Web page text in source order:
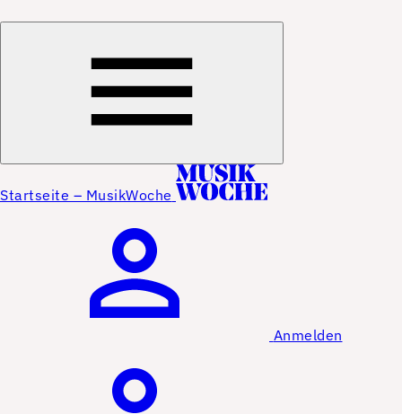
Startseite – MusikWoche
Anmelden